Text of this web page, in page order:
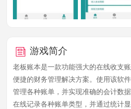
游戏简介
老板账本是一款功能强大的在线收支
便捷的财务管理解决方案。使用该软
管理各种账单，并实现准确的会计数
在线记录各种账单类型，并通过统计